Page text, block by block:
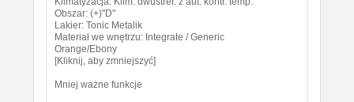
Obszar: (+)"D"
Lakier: Tonic Metalik
Materiał we wnętrzu: Integrate / Generic
Orange/Ebony
[Kliknij, aby zmniejszyć]
Mniej ważne funkcje